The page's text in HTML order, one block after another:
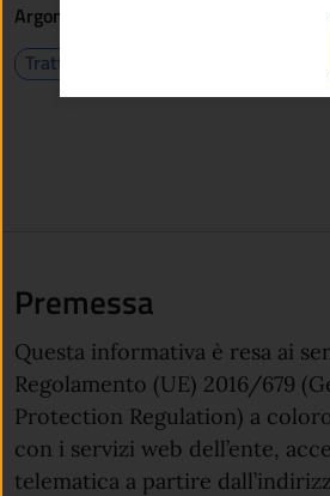
Argomenti
Trattamento dati
Premessa
Questa informativa è resa ai
Regolamento (UE) 2016/679
Protection Regulation) a
con i servizi web dell’ente,
telematica a partire